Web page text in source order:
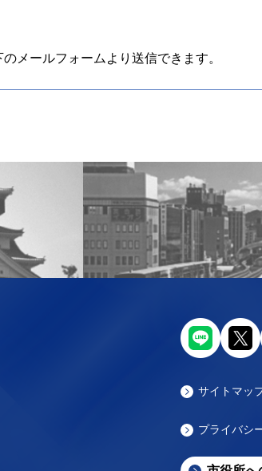
メールフォームより送信できます。
サイトマッ
プライバシ